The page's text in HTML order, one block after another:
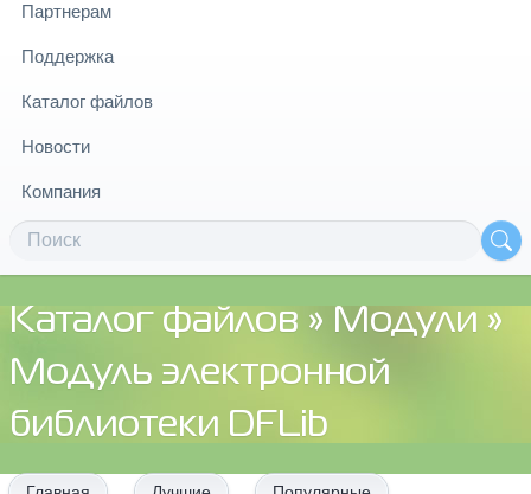
Партнерам
Поддержка
Каталог файлов
Новости
Компания
Каталог файлов » Модули »
Модуль электронной
библиотеки DFLib